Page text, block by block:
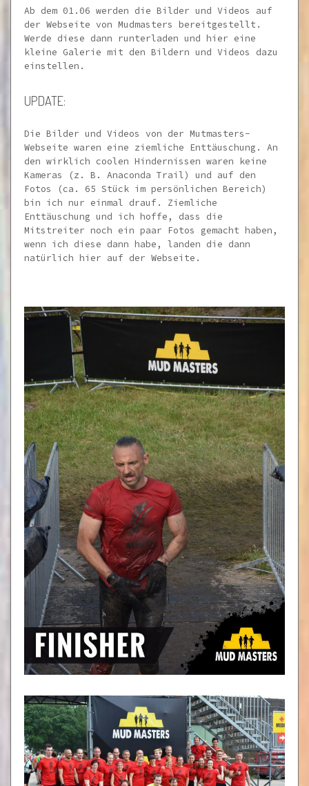
Ab dem 01.06 werden die Bilder und Videos auf
der Webseite von Mudmasters bereitgestellt.
Werde diese dann runterladen und hier eine
kleine Galerie mit den Bildern und Videos dazu
einstellen.
UPDATE:
Die Bilder und Videos von der Mutmasters-
Webseite waren eine ziemliche Enttäuschung. An
den wirklich coolen Hindernissen waren keine
Kameras (z. B. Anaconda Trail) und auf den
Fotos (ca. 65 Stück im persönlichen Bereich)
bin ich nur einmal drauf. Ziemliche
Enttäuschung und ich hoffe, dass die
Mitstreiter noch ein paar Fotos gemacht haben,
wenn ich diese dann habe, landen die dann
natürlich hier auf der Webseite.